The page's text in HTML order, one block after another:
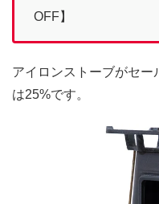
OFF】
アイロンストーブがセ
は25%です。